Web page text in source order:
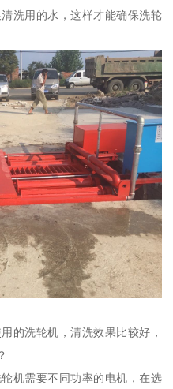
洗用的水，这样才能确保洗轮
的洗轮机，清洗效果比较好，
机需要不同功率的电机，在选